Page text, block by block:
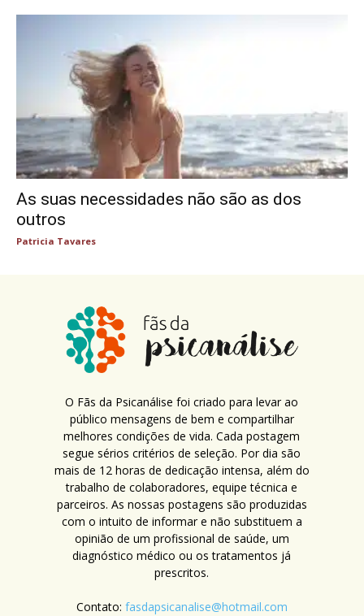
As suas necessidades não são as dos
outros
Patricia Tavares
O Fãs da Psicanálise foi criado para levar ao
público mensagens de bem e compartilhar
melhores condições de vida. Cada postagem
segue sérios critérios de seleção. Por dia são
mais de 12 horas de dedicação intensa, além do
trabalho de colaboradores, equipe técnica e
parceiros. As nossas postagens são produzidas
com o intuito de informar e não substituem a
opinião de um profissional de saúde, um
diagnóstico médico ou os tratamentos já
prescritos.
Contato: fasdapsicanalise@hotmail.com